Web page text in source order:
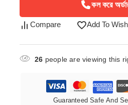
কল করে
Compare Add To
26 people are viewing this
Guaranteed Safe And